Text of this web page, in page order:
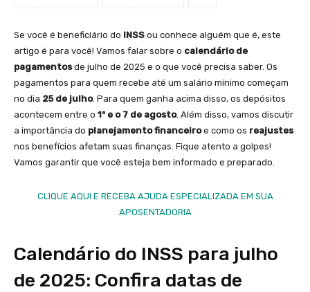
Se você é beneficiário do INSS ou conhece alguém que é, este
artigo é para você! Vamos falar sobre o calendário de
pagamentosde julho de 2025 e o que você precisa saber. Os
pagamentos para quem recebe até um salário mínimo começam
no dia 25 de julho. Para quem ganha acima disso, os depósitos
acontecem entre o 1º e o 7 de agosto. Além disso, vamos discutir
a importância do planejamento financeiroe como os reajustes
nos benefícios afetam suas finanças. Fique atento a golpes!
Vamos garantir que você esteja bem informado e preparado.
CLIQUE AQUI E RECEBA AJUDA ESPECIALIZADA EM SUA
APOSENTADORIA
Calendário do INSS para julho
de 2025: Confira datas de